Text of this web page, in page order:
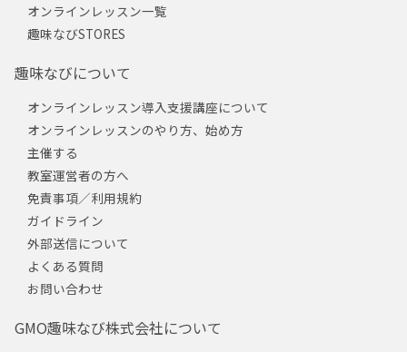
オンラインレッスン一覧
趣味なびSTORES
趣味なびについて
オンラインレッスン導入支援講座について
オンラインレッスンのやり方、始め方
主催する
教室運営者の方へ
免責事項／利用規約
ガイドライン
外部送信について
よくある質問
お問い合わせ
GMO趣味なび株式会社について